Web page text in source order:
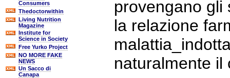
Consumers
Thedoctorwithin
Living Nutrition
Magazine
Institute for
Science in Society
Free Yurko Project
NO MORE FAKE
NEWS
Un Sacco di
Canapa
provengano gli
la relazione
naturalmente il